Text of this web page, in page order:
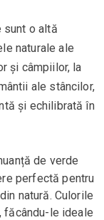
sunt o altă
naturale ale
și câmpiilor, la
ale stâncilor,
și echilibrată în
de verde
perfectă pentru
natură. Culorile
făcându-le ideale